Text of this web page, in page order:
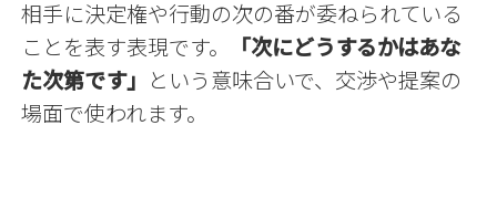
相手に決定権や行動の次の番が委ねられている
ことを表す表現です。
「次にどうするかはあな
た次第です」 という意味合いで、交渉や提案の
場面で使われます。